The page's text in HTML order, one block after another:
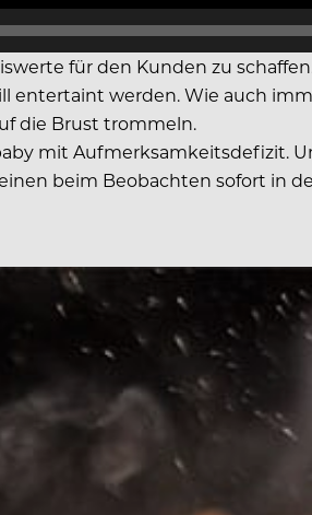
für den Kunden zu
werden. Wie auch
die Brust trommeln.
mit Aufmerksamkeitsdefizit.
beim Beobachten sofort in